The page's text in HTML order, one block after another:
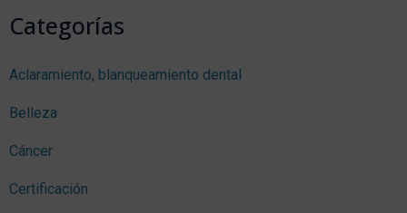
Categorías
Aclaramiento, blanqueamiento dental
Belleza
Cáncer
Certificación